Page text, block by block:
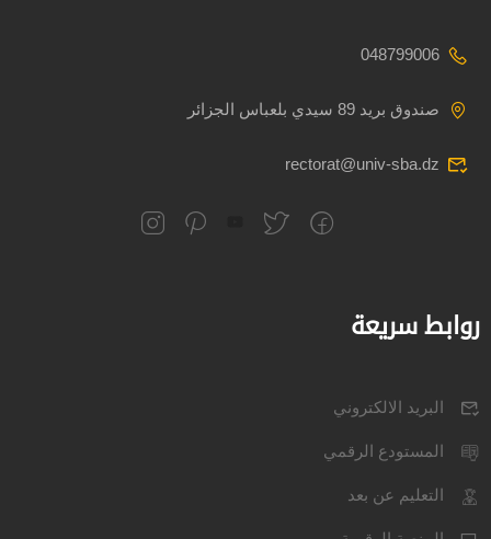
048799006
صندوق بريد 89 سيدي بلعباس الجزائر
rectorat@univ-sba.dz
روابط سريعة
البريد الالكتروني
المستودع الرقمي
التعليم عن بعد